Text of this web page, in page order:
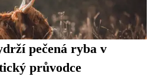
pečená ryba v
průvodce